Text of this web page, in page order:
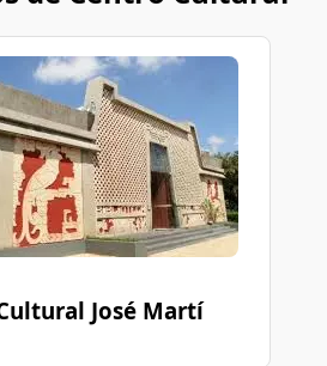
José Martí